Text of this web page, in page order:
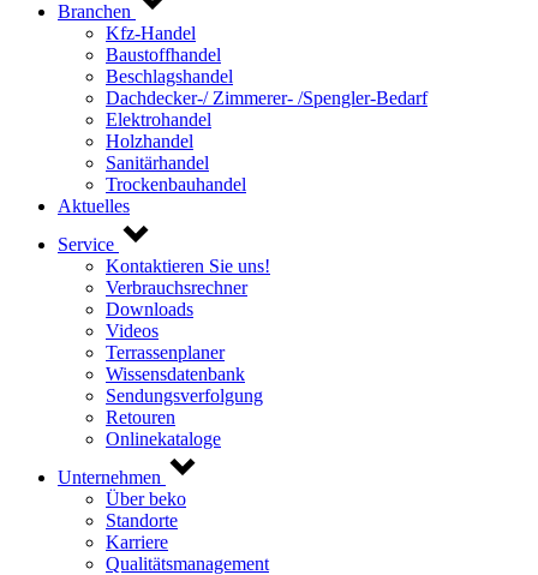
Branchen
Kfz-Handel
Baustoffhandel
Beschlagshandel
Dachdecker-/ Zimmerer- /Spengler-Bedarf
Elektrohandel
Holzhandel
Sanitärhandel
Trockenbauhandel
Aktuelles
Service
Kontaktieren Sie uns!
Verbrauchsrechner
Downloads
Videos
Terrassenplaner
Wissensdatenbank
Sendungsverfolgung
Retouren
Onlinekataloge
Unternehmen
Über beko
Standorte
Karriere
Qualitätsmanagement